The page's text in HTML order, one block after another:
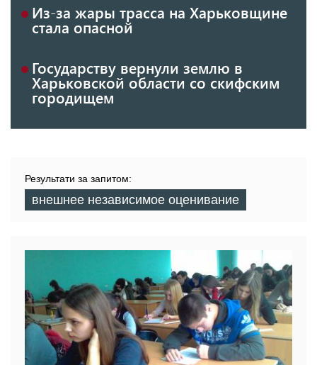
Из-за жары трасса на Харьковщине
стала опасной
Государству вернули землю в
Харьковской области со скифским
городищем
Результати за запитом:
внешнее независимое оценивание